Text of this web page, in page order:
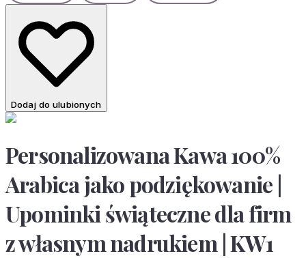
Dodaj do ulubionych
Personalizowana Kawa 100%
Arabica jako podziękowanie |
Upominki świąteczne dla firm
z własnym nadrukiem | KW1